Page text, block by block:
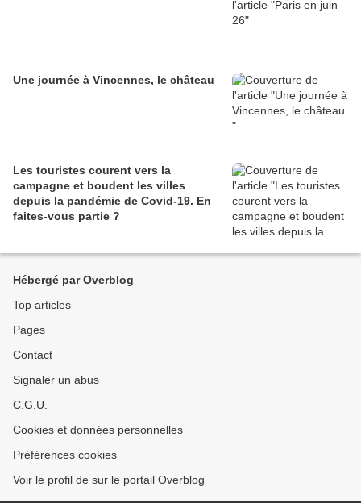
Une journée à Vincennes, le château
Les touristes courent vers la
campagne et boudent les villes
depuis la pandémie de Covid‑19. En
faites‑vous partie ?
Hébergé par Overblog
Top articles
Pages
Contact
Signaler un abus
C.G.U.
Cookies et données personnelles
Préférences cookies
Voir le profil de sur le portail Overblog